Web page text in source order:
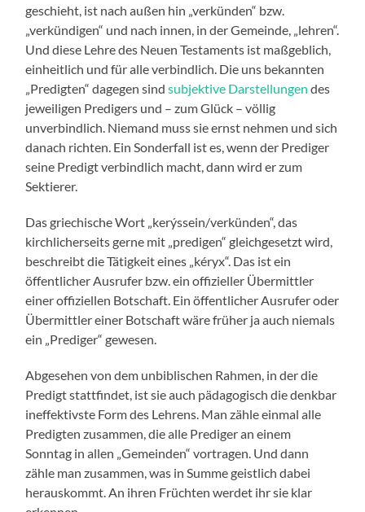
geschieht, ist nach außen hin „verkünden“ bzw.
„verkündigen“ und nach innen, in der Gemeinde, „lehren“.
Und diese Lehre des Neuen Testaments ist maßgeblich,
einheitlich und für alle verbindlich. Die uns bekannten
„Predigten“ dagegen sindsubjektive Darstellungen des
jeweiligen Predigers und – zum Glück – völlig
unverbindlich. Niemand muss sie ernst nehmen und sich
danach richten. Ein Sonderfall ist es, wenn der Prediger
seine Predigt verbindlich macht, dann wird er zum
Sektierer.
Das griechische Wort „kerýssein/verkünden“, das
kirchlicherseits gerne mit „predigen“ gleichgesetzt wird,
beschreibt die Tätigkeit eines „kéryx“. Das ist ein
öffentlicher Ausrufer bzw. ein offizieller Übermittler
einer offiziellen Botschaft. Ein öffentlicher Ausrufer oder
Übermittler einer Botschaft wäre früher ja auch niemals
ein „Prediger“ gewesen.
Abgesehen von dem unbiblischen Rahmen, in der die
Predigt stattfindet, ist sie auch pädagogisch die denkbar
ineffektivste Form des Lehrens. Man zähle einmal alle
Predigten zusammen, die alle Prediger an einem
Sonntag in allen „Gemeinden“ vortragen. Und dann
zähle man zusammen, was in Summe geistlich dabei
herauskommt. An ihren Früchten werdet ihr sie klar